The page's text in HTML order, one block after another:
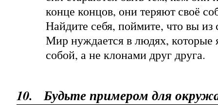
конце концов, они теряют своё
Найдите себя, поймите, что вы из
Мир нуждается в людях, которые
собой, а не клонами друг друга.
10. Будьте примером для